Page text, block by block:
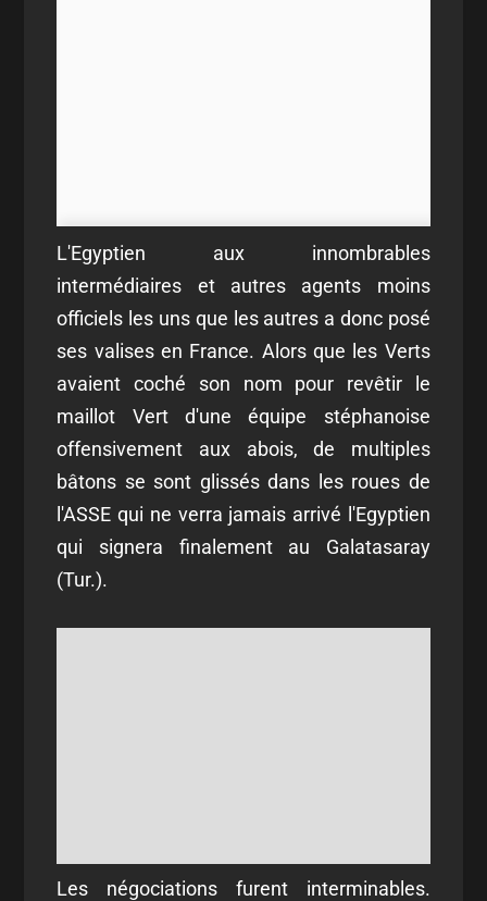
L'Egyptien aux innombrables
intermédiaires et autres agents moins
officiels les uns que les autres a donc posé
ses valises en France. Alors que les Verts
avaient coché son nom pour revêtir le
maillot Vert d'une équipe stéphanoise
offensivement aux abois, de multiples
bâtons se sont glissés dans les roues de
l'ASSE qui ne verra jamais arrivé l'Egyptien
qui signera finalement au Galatasaray
(Tur.).
Les négociations furent interminables.